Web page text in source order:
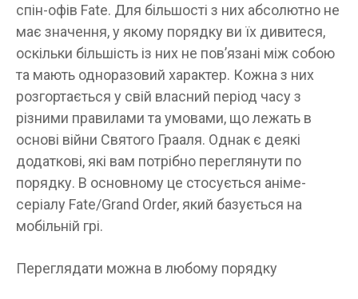
спін-офів Fate. Для більшості з них абсолютно не
має значення, у якому порядку ви їх дивитеся,
оскільки більшість із них не пов’язані між собою
та мають одноразовий характер. Кожна з них
розгортається у свій власний період часу з
різними правилами та умовами, що лежать в
основі війни Святого Грааля. Однак є деякі
додаткові, які вам потрібно переглянути по
порядку. В основному це стосується аніме-
серіалу Fate/Grand Order, який базується на
мобільній грі.
Переглядати можна в любому порядку